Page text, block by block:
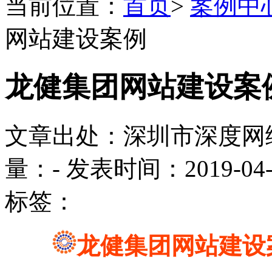
当前位置： 首页> 案例中
网站建设案例
龙健集团网站建设案
文章出处：深圳市深度
量： - 发表时间：2019-
标签：
龙健集团网站建设